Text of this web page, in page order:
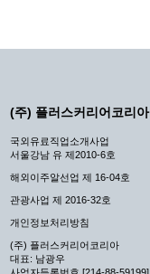
(주) 플러스커리어코리아
국외유료직업소개사업
서울강남 유 제2010-6호
해외이주알선업 제 16-04호
관광사업 제 2016-32호
개인정보처리방침
(주) 플러스커리어코리아
대표: 남광우